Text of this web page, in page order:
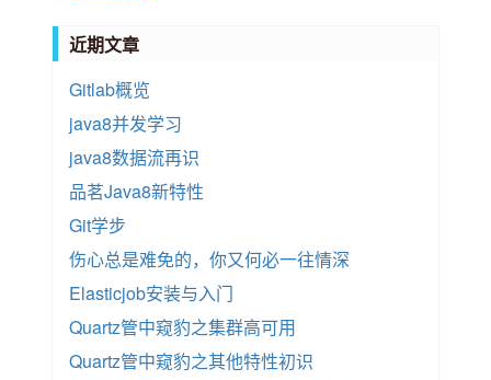
近期文章
Gitlab概览
java8并发学习
java8数据流再识
品茗Java8新特性
Git学步
伤心总是难免的，你又何必一往情深
Elasticjob安装与入门
Quartz管中窥豹之集群高可用
Quartz管中窥豹之其他特性初识